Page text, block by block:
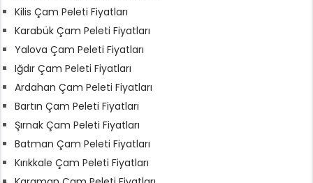
Kilis Çam Peleti Fiyatları
Karabük Çam Peleti Fiyatları
Yalova Çam Peleti Fiyatları
Iğdır Çam Peleti Fiyatları
Ardahan Çam Peleti Fiyatları
Bartın Çam Peleti Fiyatları
Şırnak Çam Peleti Fiyatları
Batman Çam Peleti Fiyatları
Kırıkkale Çam Peleti Fiyatları